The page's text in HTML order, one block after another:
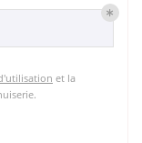
et la
.